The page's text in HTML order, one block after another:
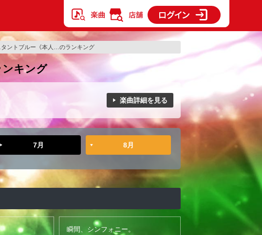
タントブルー《本人…のランキング
ンキング
楽曲詳細を見る
7月 8月
瞬間、シンフォニー。